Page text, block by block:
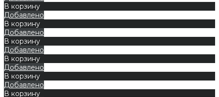
В корзину
Добавлено
В корзину
Добавлено
В корзину
Добавлено
В корзину
Добавлено
В корзину
Добавлено
В корзину